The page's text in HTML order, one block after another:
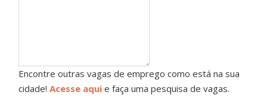
Encontre outras vagas de emprego como está na sua
cidade!Acesse aqui e faça uma pesquisa de vagas.